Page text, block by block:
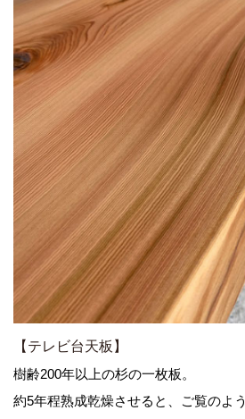
【テレビ台天板】
樹齢200年以上の杉の一枚板。
約5年程熟成乾燥させると、ご覧のよ